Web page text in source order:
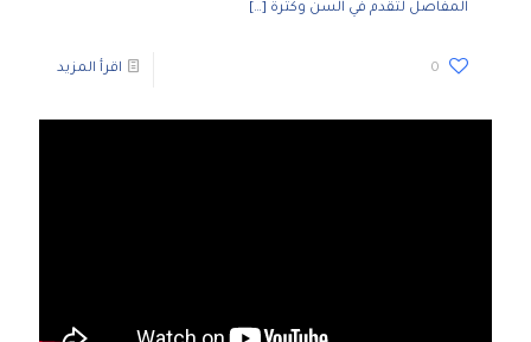
المفاصل لتقدم في السن وكثرة […]
0 اقرأ المزيد